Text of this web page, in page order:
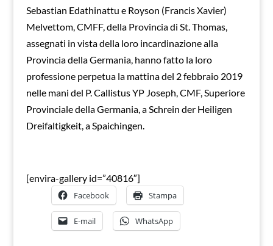
Sebastian Edathinattu e Royson (Francis Xavier)
Melvettom, CMFF, della Provincia di St. Thomas,
assegnati in vista della loro incardinazione alla
Provincia della Germania, hanno fatto la loro
professione perpetua la mattina del 2 febbraio 2019
nelle mani del P. Callistus YP Joseph, CMF, Superiore
Provinciale della Germania, a Schrein der Heiligen
Dreifaltigkeit, a Spaichingen.
[envira-gallery id=”40816″]
Facebook Stampa
E-mail WhatsApp